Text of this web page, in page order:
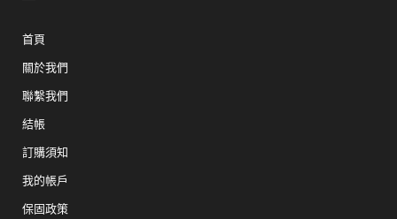
首頁
關於我們
聯繫我們
結帳
訂購須知
我的帳戶
保固政策